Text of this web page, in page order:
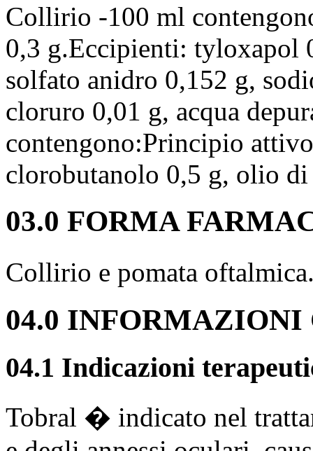
Collirio -100 ml
0,3 g.Eccipienti: tyloxapol
solfato anidro 0,152 g,
cloruro 0,01 g, acqua
contengono:Principio
clorobutanolo 0,5 g, olio
03.0 FORMA
Collirio e pomata
04.0
04.1 Indicazioni
Tobral � indicato nel